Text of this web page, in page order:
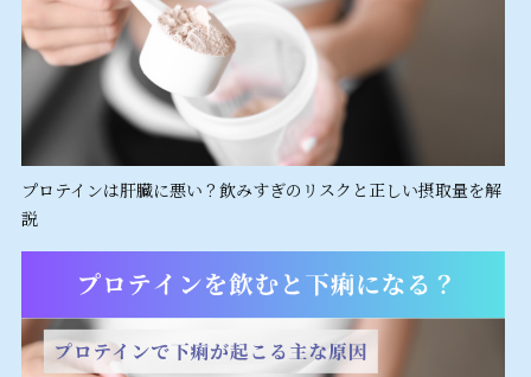
プロテインは肝臓に悪い？飲みすぎのリスクと正しい摂取量を解
説